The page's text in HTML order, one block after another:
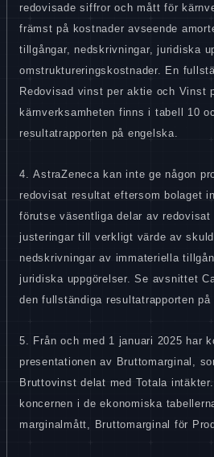
redovisade siffror och mått för
främst på kostnader avseende
tillgångar, nedskrivningar, juridiska
omstruktureringskostnader. En
Redovisad vinst per aktie och Vinst
kärnverksamheten finns i tabell 10
resultatrapporten på engelska.
4. AstraZeneca kan inte ge någon
redovisat resultat eftersom bolaget
förutse väsentliga delar av
justeringar till verkligt värde av
nedskrivningar av immateriella
juridiska uppgörelser. Se avsnittet
den fullständiga resultatrapporten på
5. Från och med 1 januari 2025 har
presentationen av Bruttomarginal,
Bruttovinst delat med Totala
koncernen i de ekonomiska
marginalmått, Bruttomarginal för